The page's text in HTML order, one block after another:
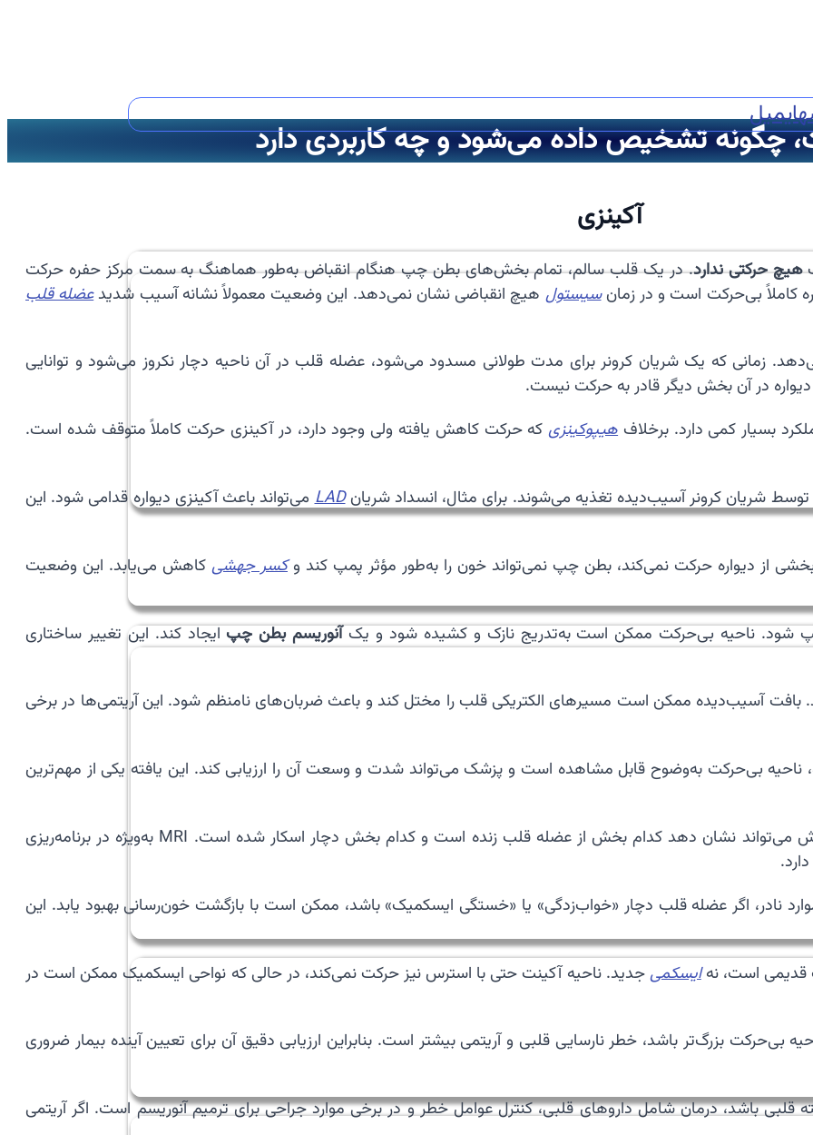
ایمیل
چگونه تشخیص داده می‌شود و چه کاربردی دارد
آکینزی
هیچ حرکتی ندارد. در یک قلب سالم، تمام بخش‌های بطن چپ هنگام انقباض به‌طور هماهنگ به سمت مرکز حفره حرکت
کاملاً بی‌حرکت است و در زمانسیستول هیچ انقباضی نشان نمی‌دهد. این وضعیت معمولاً نشانه آسیب شدیدعضله قلب
زمانی که یک شریان کرونر برای مدت طولانی مسدود می‌شود، عضله قلب در آن ناحیه دچار نکروز می‌شود و توانایی
در آن بخش دیگر قادر به حرکت نیست.
بسیار کمی دارد. برخلاف هیپوکینزیکه حرکت کاهش یافته ولی وجود دارد، در آکینزی حرکت کاملاً متوقف شده است.
شریان کرونر آسیب‌دیده تغذیه می‌شوند. برای مثال، انسداد شریانLADمی‌تواند باعث آکینزی دیواره قدامی شود. این
از دیواره حرکت نمی‌کند، بطن چپ نمی‌تواند خون را به‌طور مؤثر پمپ کند وکسر جهشی کاهش می‌یابد. این وضعیت
چپ شود. ناحیه بی‌حرکت ممکن است به‌تدریج نازک و کشیده شود و یکآنوریسم بطن چپایجاد کند. این تغییر ساختاری
بافت آسیب‌دیده ممکن است مسیرهای الکتریکی قلب را مختل کند و باعث ضربان‌های نامنظم شود. این آریتمی‌ها در برخی
ناحیه بی‌حرکت به‌وضوح قابل مشاهده است و پزشک می‌تواند شدت و وسعت آن را ارزیابی کند. این یافته یکی از مهم‌ترین
MRI قلب نیز برای ارزیابی آکینزی بسیار دقیق است. این روش می‌تواند نشان دهد کدام بخش از عضله قلب زنده است و کدام بخش دچار اسکار شده است. MRI به‌ویژه در برنامه‌ریزی
نادر، اگر عضله قلب دچار «خواب‌زدگی» یا «خستگی ایسکمیک» باشد، ممکن است با بازگشت خون‌رسانی بهبود یابد. این
قدیمی است، نهایسکمیجدید. ناحیه آکینت حتی با استرس نیز حرکت نمی‌کند، در حالی که نواحی ایسکمیک ممکن است در
بزرگ‌تر باشد، خطر نارسایی قلبی و آریتمی بیشتر است. بنابراین ارزیابی دقیق آن برای تعیین آینده بیمار ضروری
قلبی باشد، درمان شامل داروهای قلبی، کنترل عوامل خطر و در برخی موارد جراحی برای ترمیم آنوریسم است. اگر آریتمی